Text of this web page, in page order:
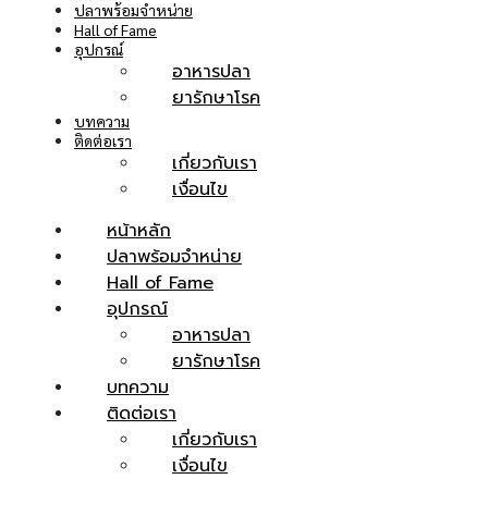
ปลาพร้อมจำหน่าย
Hall of Fame
อุปกรณ์
อาหารปลา
ยารักษาโรค
บทความ
ติดต่อเรา
เกี่ยวกับเรา
เงื่อนไข
หน้าหลัก
ปลาพร้อมจำหน่าย
Hall of Fame
อุปกรณ์
อาหารปลา
ยารักษาโรค
บทความ
ติดต่อเรา
เกี่ยวกับเรา
เงื่อนไข